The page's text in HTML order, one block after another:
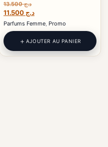
د.ج13.500
Le
prix
était :
د.جLe
actuel
est :
Parfums Femme, Promo
AJOUTER AU PANIER